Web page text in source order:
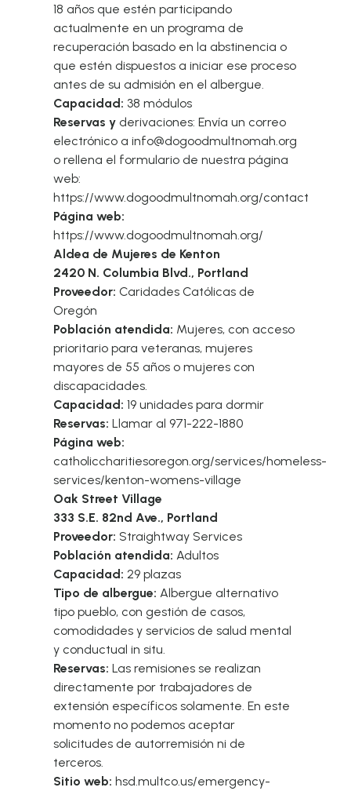
18 años que estén participando
actualmente en un programa de
recuperación basado en la abstinencia o
que estén dispuestos a iniciar ese proceso
antes de su admisión en el albergue.
Capacidad: 38 módulos
Reservas y derivaciones: Envía un correo
electrónico a info@dogoodmultnomah.org
o rellena el formulario de nuestra página
web:
https://www.dogoodmultnomah.org/contact
Página web:
https://www.dogoodmultnomah.org/
Aldea de Mujeres de Kenton
2420 N. Columbia Blvd., Portland
Proveedor: Caridades Católicas de
Oregón
Población atendida: Mujeres, con acceso
prioritario para veteranas, mujeres
mayores de 55 años o mujeres con
discapacidades.
Capacidad: 19 unidades para dormir
Reservas: Llamar al 971-222-1880
Página web:
catholiccharitiesoregon.org/services/homeless-
services/kenton-womens-village
Oak Street Village
333 S.E. 82nd Ave., Portland
Proveedor: Straightway Services
Población atendida: Adultos
Capacidad: 29 plazas
Tipo de albergue: Albergue alternativo
tipo pueblo, con gestión de casos,
comodidades y servicios de salud mental
y conductual in situ.
Reservas: Las remisiones se realizan
directamente por trabajadores de
extensión específicos solamente. En este
momento no podemos aceptar
solicitudes de autorremisión ni de
terceros.
Sitio web: hsd.multco.us/emergency-